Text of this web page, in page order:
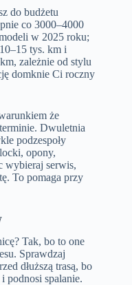
do budżetu
co 3000–4000
w 2025 roku;
tys. km i
zależnie od stylu
domknie Ci roczny
że
Dwuletnia
podzespoły
opony,
wybieraj serwis,
To pomaga przy
Tak, bo to one
Sprawdzaj
dłuższą trasą, bo
podnosi spalanie.